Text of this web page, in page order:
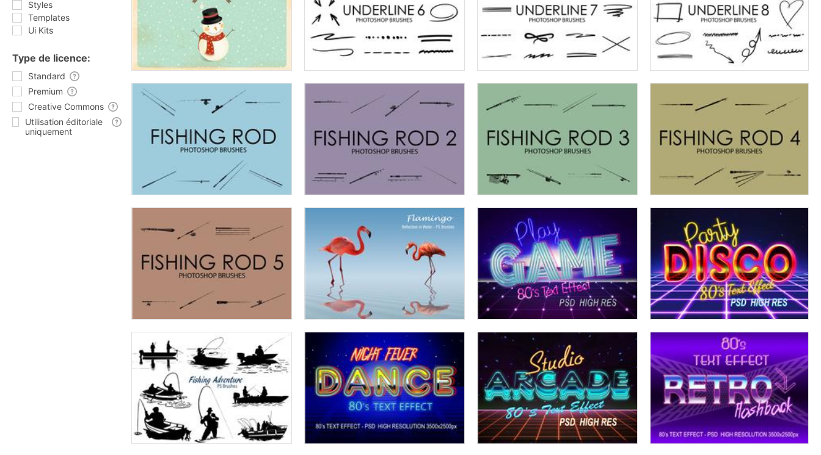
Styles
Templates
Ui Kits
Type de licence:
Standard
Premium
Creative Commons
Utilisation éditoriale
uniquement